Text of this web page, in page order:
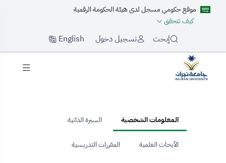
موقع حكومي مسجل لدى هيئة الحكومة الرقمية
كيف تتحقق
إبحث تسجيل دخول English
المعلومات الشخصية السيرة الذاتية
الأبحاث العلمية المقررات التدريسية